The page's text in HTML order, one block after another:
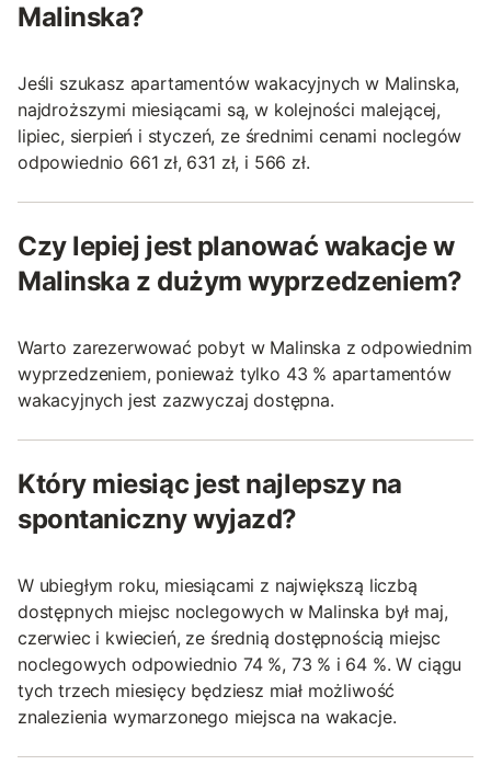
Malinska?
Jeśli szukasz apartamentów wakacyjnych w Malinska,
najdroższymi miesiącami są, w kolejności malejącej,
lipiec, sierpień i styczeń, ze średnimi cenami noclegów
odpowiednio 661 zł, 631 zł, i 566 zł.
Czy lepiej jest planować wakacje w
Malinska z dużym wyprzedzeniem?
Warto zarezerwować pobyt w Malinska z odpowiednim
wyprzedzeniem, ponieważ tylko 43 % apartamentów
wakacyjnych jest zazwyczaj dostępna.
Który miesiąc jest najlepszy na
spontaniczny wyjazd?
W ubiegłym roku, miesiącami z największą liczbą
dostępnych miejsc noclegowych w Malinska był maj,
czerwiec i kwiecień, ze średnią dostępnością miejsc
noclegowych odpowiednio 74 %, 73 % i 64 %. W ciągu
tych trzech miesięcy będziesz miał możliwość
znalezienia wymarzonego miejsca na wakacje.